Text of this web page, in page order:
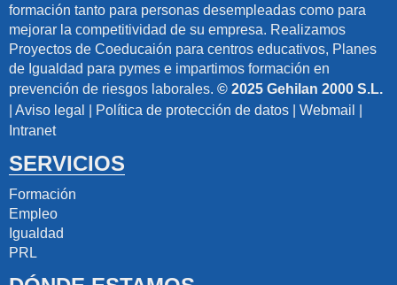
formación tanto para personas desempleadas como para
mejorar la competitividad de su empresa. Realizamos
Proyectos de Coeducaión para centros educativos, Planes
de Igualdad para pymes e impartimos formación en
prevención de riesgos laborales. © 2025 Gehilan 2000 S.L.
Aviso legal Política de protección de datos Webmail
Intranet
SERVICIOS
Formación
Empleo
Igualdad
PRL